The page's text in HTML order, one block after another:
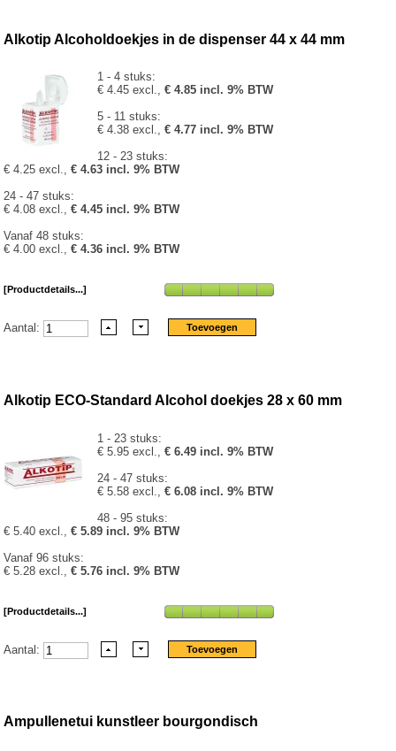
Alkotip Alcoholdoekjes in de dispenser 44 x 44 mm
1 - 4 stuks:
€ 4.45 excl.,€ 4.85 incl. 9% BTW
5 - 11 stuks:
€ 4.38 excl.,€ 4.77 incl. 9% BTW
12 - 23 stuks:
€ 4.25 excl.,€ 4.63 incl. 9% BTW
24 - 47 stuks:
€ 4.08 excl.,€ 4.45 incl. 9% BTW
Vanaf 48 stuks:
€ 4.00 excl.,€ 4.36 incl. 9% BTW
[Productdetails...]
Aantal:
Alkotip ECO-Standard Alcohol doekjes 28 x 60 mm
1 - 23 stuks:
€ 5.95 excl.,€ 6.49 incl. 9% BTW
24 - 47 stuks:
€ 5.58 excl.,€ 6.08 incl. 9% BTW
48 - 95 stuks:
€ 5.40 excl.,€ 5.89 incl. 9% BTW
Vanaf 96 stuks:
€ 5.28 excl.,€ 5.76 incl. 9% BTW
[Productdetails...]
Aantal:
Ampullenetui kunstleer bourgondisch